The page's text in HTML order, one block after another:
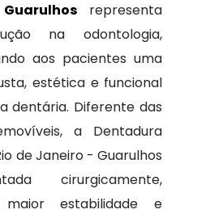
representa
na odontologia,
aos pacientes uma
estética e funcional
dentária. Diferente das
a Dentadura
de Janeiro - Guarulhos
cirurgicamente,
maior estabilidade e